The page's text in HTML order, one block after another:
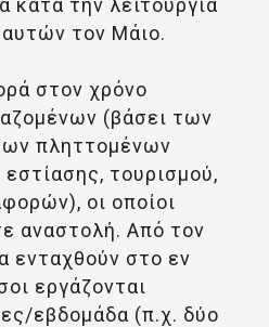
κατά την λειτουργία
τον Μάιο.
στον χρόνο
(βάσει των
πληττομένων
τουρισμού,
οι οποίοι
αναστολή. Από τον
ενταχθούν στο εν
εργάζονται
εβδομάδα (π.χ. δύο